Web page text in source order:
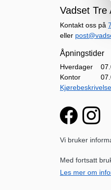
Vadset Tre
Kontakt oss på
eller
Åpningstider
Hverdager
Kontor
Kjørebeskrivelse
Vi bruker
Med fortsatt
Les mer om